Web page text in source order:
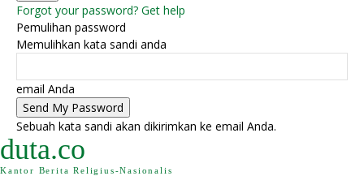
Forgot your password? Get help
Pemulihan password
Memulihkan kata sandi anda
email Anda
Sebuah kata sandi akan dikirimkan ke email Anda.
duta.co
Kantor Berita Religius-Nasionalis